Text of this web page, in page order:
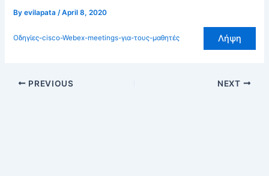
Byevilapata/April 8, 2020
Οδηγίες-cisco-Webex-meetings-για-τους-μαθητές Λήψη
PREVIOUS NEXT